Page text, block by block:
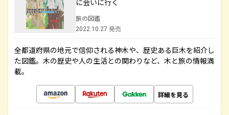
に会いに行く
旅の図鑑
2022.10.27 発売
全都道府県の地元で信仰される神木や、歴史ある巨木を紹介し
た図鑑。木の歴史や人の生活との関わりなど、木と旅の情報満
載。
詳細を見る